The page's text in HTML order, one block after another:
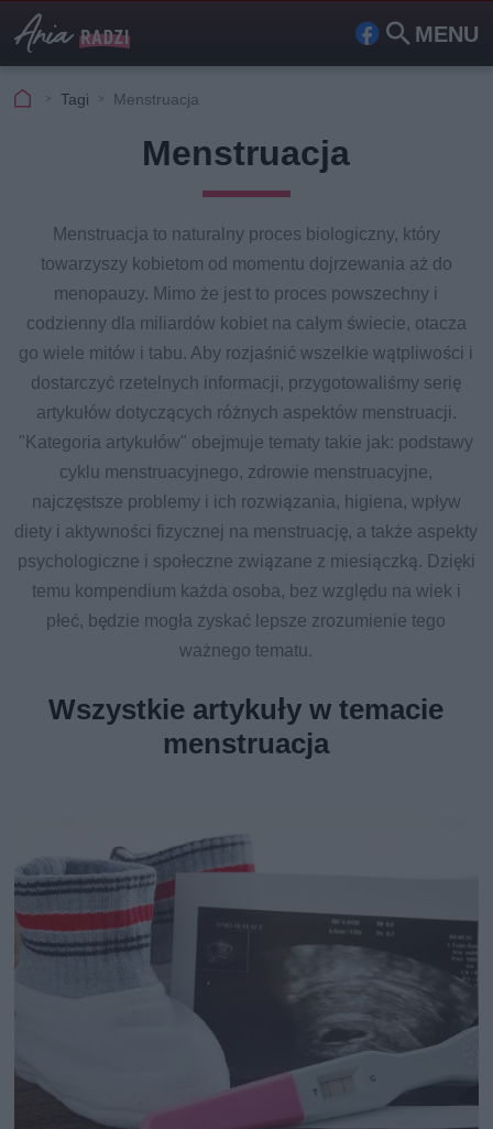
MENU
Fa Szu
Tagi Menstruacja
Menstruacja
Menstruacja to naturalny proces biologiczny, który
towarzyszy kobietom od momentu dojrzewania aż do
menopauzy. Mimo że jest to proces powszechny i
codzienny dla miliardów kobiet na całym świecie, otacza
go wiele mitów i tabu. Aby rozjaśnić wszelkie wątpliwości i
dostarczyć rzetelnych informacji, przygotowaliśmy serię
artykułów dotyczących różnych aspektów menstruacji.
"Kategoria artykułów" obejmuje tematy takie jak: podstawy
cyklu menstruacyjnego, zdrowie menstruacyjne,
najczęstsze problemy i ich rozwiązania, higiena, wpływ
diety i aktywności fizycznej na menstruację, a także aspekty
psychologiczne i społeczne związane z miesiączką. Dzięki
temu kompendium każda osoba, bez względu na wiek i
płeć, będzie mogła zyskać lepsze zrozumienie tego
ważnego tematu.
Wszystkie artykuły w temacie
menstruacja